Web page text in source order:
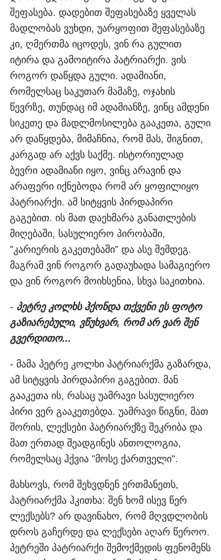
შეფასება. დადებით შეფასებაზე ყველას
მადლობას ვუხდი, უარყოფით შეფასებაზე
კი, ღმერთმა იცოდეს, ვინ რა გულით
იტირა და გამოიტირა პატრიარქი. ვის
როგორ დაწყდა გული. ადამიანი,
რომელსაც საკუთარ მამაზე, ოჯახის
წევრზე, თუნდაც იმ ადამიანზე, ვინც ამდენი
სიკეთე და მადლმოსილება გააკეთა, გული
არ დაწყდება, მიმაჩნია, რომ მას, შიგნით,
კარგად არ აქვს საქმე. ისტორიულად
ბევრი ადამიანი იყო, ვინც არავინ და
არაფერი იქნებოდა რომ არ ყოფილიყო
პატრიარქი. ამ სიტყვის პირდაპირი
გაგებით. ის მათ დაეხმარა განათლების
მიღებაში, სასულიერო პირობაში,
"კარიერის გაკეთებაში" და ასე შემდეგ.
მაგრამ ვინ როგორ გადაუხადა სამაგიერო
და ვინ როგორ მოიხსენია, სხვა საკითხია.
- პეტრე კოლხს ჰქონდა თქვენი ეს ფოტო
გაზიარებული, ვწუხვარ, რომ არ ვარ შენ
გვერდითო...
- მამა პეტრე კოლხი პატრიარქმა გაზარდა,
ამ სიტყვის პირდაპირი გაგებით. მან
გააკეთა ის, რასაც უამრავი სასულიერო
პირი ვერ გააკეთებდა. უამრავი წიგნი, მათ
შორის, ლექსები პატრიარქზე შეკრიბა და
მათ ერთად შეადგინეს ანთოლოგია,
რომელსაც ჰქვია "მოსე ქართველი".
მახსოვს, რომ შეხვდნენ ერთმანეთს,
პატრიარქმა ჰკითხა: შენ ხომ ისევ წერ
ლექსებს? არ დავინახო, რომ მღვდლობის
დროს გაჩერდე და ლექსები აღარ წეროო.
პეტრეში პატრიარქი შემოქმედის ფენომენს